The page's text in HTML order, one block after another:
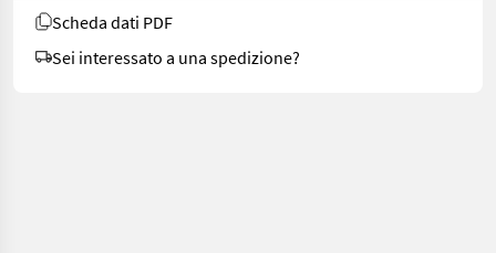
Scheda dati PDF
Sei interessato a una spedizione?